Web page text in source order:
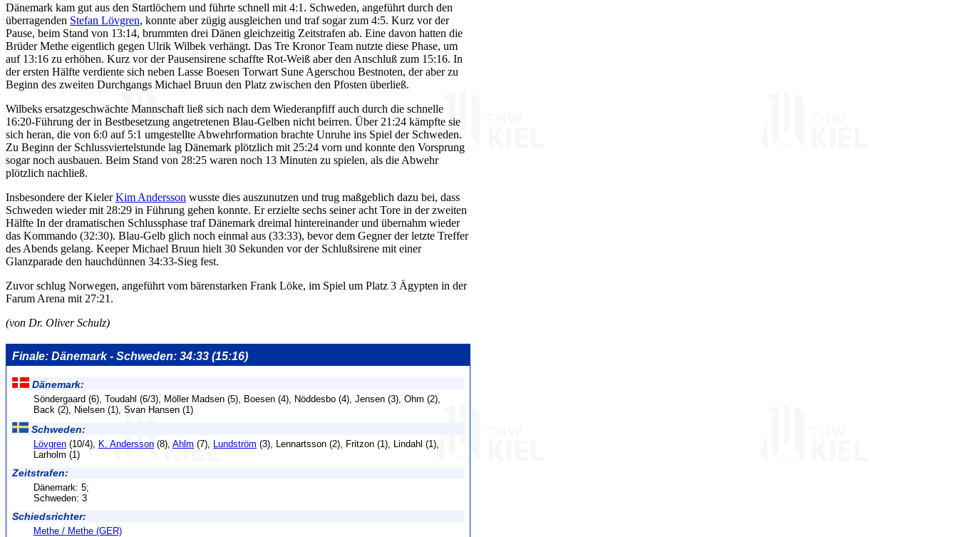
Dänemark kam gut aus den Startlöchern und führte schnell mit 4:1. Schweden, angeführt durch den
überragenden Stefan Lövgren, konnte aber zügig ausgleichen und traf sogar zum 4:5. Kurz vor der
Pause, beim Stand von 13:14, brummten drei Dänen gleichzeitig Zeitstrafen ab. Eine davon hatten die
Brüder Methe eigentlich gegen Ulrik Wilbek verhängt. Das Tre Kronor Team nutzte diese Phase, um
auf 13:16 zu erhöhen. Kurz vor der Pausensirene schaffte Rot-Weiß aber den Anschluß zum 15:16. In
der ersten Hälfte verdiente sich neben Lasse Boesen Torwart Sune Agerschou Bestnoten, der aber zu
Beginn des zweiten Durchgangs Michael Bruun den Platz zwischen den Pfosten überließ.
Wilbeks ersatzgeschwächte Mannschaft ließ sich nach dem Wiederanpfiff auch durch die schnelle
16:20-Führung der in Bestbesetzung angetretenen Blau-Gelben nicht beirren. Über 21:24 kämpfte sie
sich heran, die von 6:0 auf 5:1 umgestellte Abwehrformation brachte Unruhe ins Spiel der Schweden.
Zu Beginn der Schlussviertelstunde lag Dänemark plötzlich mit 25:24 vorn und konnte den Vorsprung
sogar noch ausbauen. Beim Stand von 28:25 waren noch 13 Minuten zu spielen, als die Abwehr
plötzlich nachließ.
Insbesondere der KielerKim Andersson wusste dies auszunutzen und trug maßgeblich dazu bei, dass
Schweden wieder mit 28:29 in Führung gehen konnte. Er erzielte sechs seiner acht Tore in der zweiten
Hälfte In der dramatischen Schlussphase traf Dänemark dreimal hintereinander und übernahm wieder
das Kommando (32:30). Blau-Gelb glich noch einmal aus (33:33), bevor dem Gegner der letzte Treffer
des Abends gelang. Keeper Michael Bruun hielt 30 Sekunden vor der Schlußsirene mit einer
Glanzparade den hauchdünnen 34:33-Sieg fest.
Zuvor schlug Norwegen, angeführt vom bärenstarken Frank Löke, im Spiel um Platz 3 Ägypten in der
Farum Arena mit 27:21.
(von Dr. Oliver Schulz)
Finale: Dänemark - Schweden: 34:33 (15:16)
Dänemark:
Söndergaard (6), Toudahl (6/3), Möller Madsen (5), Boesen (4), Nöddesbo (4), Jensen (3), Ohm (2),
Back (2), Nielsen (1), Svan Hansen (1)
Schweden:
Lövgren (10/4), K. Andersson (8), Ahlm (7), Lundström (3), Lennartsson (2), Fritzon (1), Lindahl (1),
Larholm (1)
Zeitstrafen:
Dänemark: 5;
Schweden: 3
Schiedsrichter:
Methe / Methe (GER)